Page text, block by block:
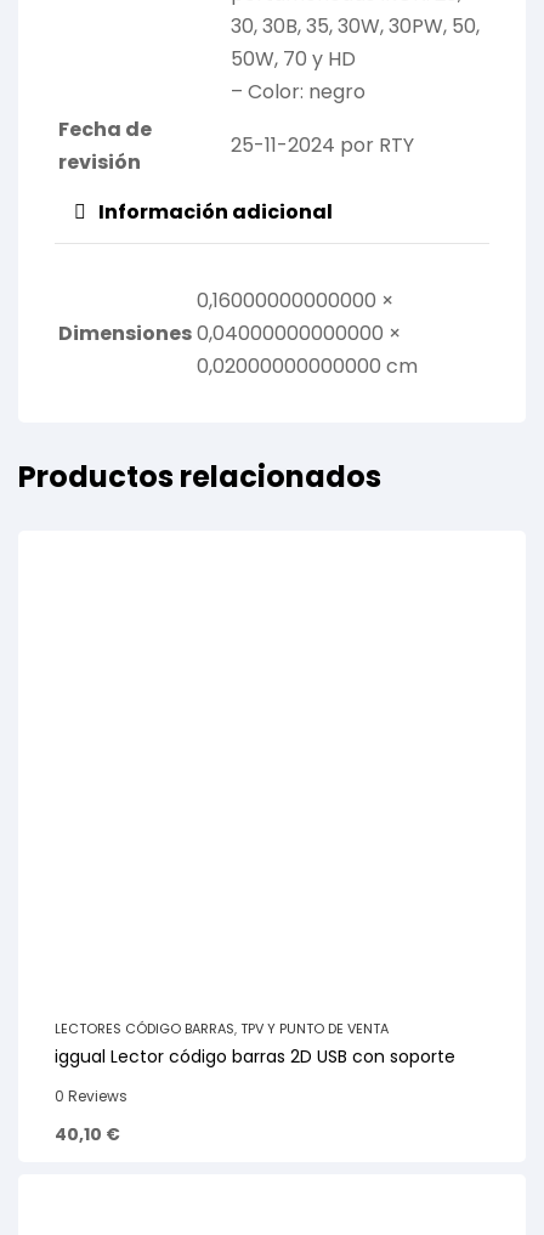
30, 30B, 35, 30W, 30PW, 50,
50W, 70 y HD
– Color: negro
Fecha de
revisión
25-11-2024 por RTY
Información adicional
Dimensiones
0,16000000000000 ×
0,04000000000000 ×
0,02000000000000 cm
Productos relacionados
LECTORES CÓDIGO BARRAS,TPV Y PUNTO DE VENTA
iggual Lector código barras 2D USB con soporte
0 Reviews
40,10 €